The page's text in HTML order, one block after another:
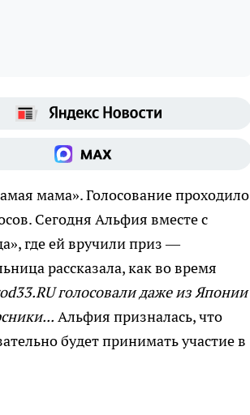
мама». Голосование проходило
Сегодня Альфия вместе с
где ей вручили приз —
рассказала, как во время
голосовали даже из Японии
Альфия призналась, что
будет принимать участие в